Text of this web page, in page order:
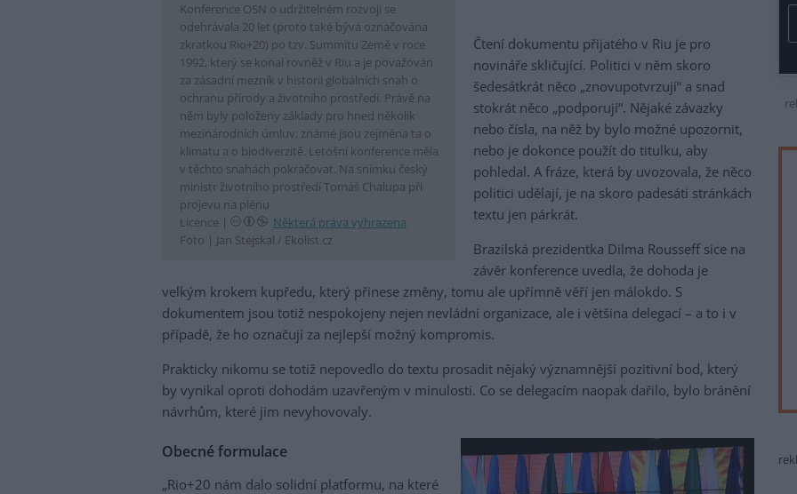
Konference OSN o udržitelném rozvoji se
odehrávala 20 let (proto také bývá označována
zkratkou Rio+20) po tzv. Summitu Země v roce
1992, který se konal rovněž v Riu a je považován
za zásadní mezník v historii globálních snah o
ochranu přírody a životního prostředí. Právě na
něm byly položeny základy pro hned několik
mezinárodních úmluv, známé jsou zejména ta o
klimatu a o biodiverzitě. Letošní konference měla
v těchto snahách pokračovat. Na snímku český
ministr životního prostředí Tomáš Chalupa při
projevu na plénu
Licence |
Některá práva vyhrazena
Foto | Jan Stejskal / Ekolist.cz
Čtení dokumentu přijatého v Riu je pro
novináře skličující. Politici v něm skoro
šedesátkrát něco „znovupotvrzují“ a snad
stokrát něco „podporují“. Nějaké závazky
nebo čísla, na něž by bylo možné upozornit,
nebo je dokonce použít do titulku, aby
pohledal. A fráze, která by uvozovala, že něco
politici udělají, je na skoro padesáti stránkách
textu jen párkrát.
Brazilská prezidentka Dilma Rousseff sice na
závěr konference uvedla, že dohoda je
velkým krokem kupředu, který přinese změny, tomu ale upřímně věří jen málokdo. S
dokumentem jsou totiž nespokojeny nejen nevládní organizace, ale i většina delegací – a to i v
případě, že ho označují za nejlepší možný kompromis.
Prakticky nikomu se totiž nepovedlo do textu prosadit nějaký významnější pozitivní bod, který
by vynikal oproti dohodám uzavřeným v minulosti. Co se delegacím naopak dařilo, bylo bránění
návrhům, které jim nevyhovovaly.
Obecné formulace
„Rio+20 nám dalo solidní platformu, na které